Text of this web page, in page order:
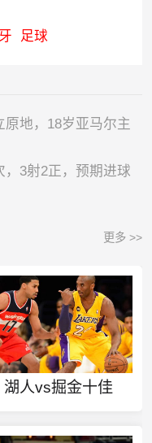
足球
地，18岁亚马尔主
，3射2正，预期进球
更多 >>
湖人vs掘金十佳